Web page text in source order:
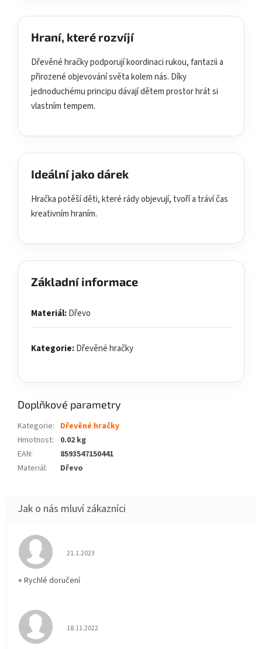
Hraní, které rozvíjí
Dřevěné hračky podporují koordinaci rukou, fantazii a
přirozené objevování světa kolem nás. Díky
jednoduchému principu dávají dětem prostor hrát si
vlastním tempem.
Ideální jako dárek
Hračka potěší děti, které rády objevují, tvoří a tráví čas
kreativním hraním.
Základní informace
Materiál:Dřevo
Kategorie:Dřevěné hračky
Doplňkové parametry
Kategorie: Dřevěné hračky
Hmotnost:
0.02 kg
EAN:
8593547150441
Materiál: Dřevo
Hodnocení obchodu je 5 z 5 hvězdiček.
21.1.2023
+ Rychlé doručení
Hodnocení obchodu je 5 z 5 hvězdiček.
18.11.2022